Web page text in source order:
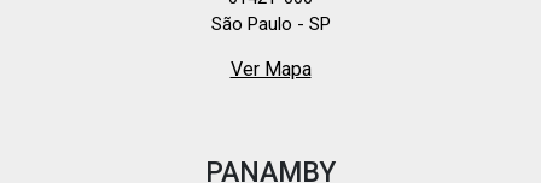
São Paulo - SP
Ver Mapa
PANAMBY